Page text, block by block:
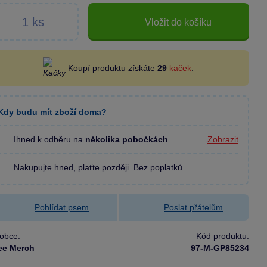
Vložit do košíku
Koupí produktu získáte 29 kaček.
budu mít zboží doma?
Ihned k odběru na několika pobočkách Zobrazit
Nakupujte hned, plaťte později. Bez poplatků.
Pohlídat psem Poslat přátelům
Merch
Kód produktu:
97-M-GP85234